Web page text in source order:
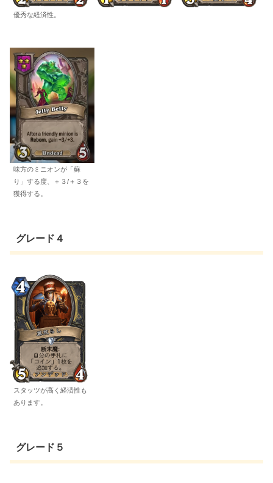
優秀な経済性。
味方のミニオンが「蘇
り」する度、＋３/＋３を
獲得する。
グレード４
スタッツが高く経済性も
あります。
グレード５